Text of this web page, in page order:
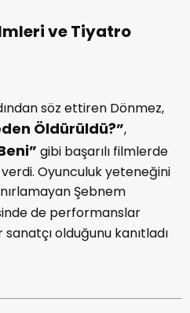
ve Tiyatro
söz ettiren Dönmez,
Öldürüldü?”,
gibi başarılı filmlerde
Oyunculuk yeteneğini
Şebnem
de performanslar
olduğunu kanıtladı